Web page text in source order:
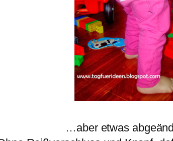
…aber etwas